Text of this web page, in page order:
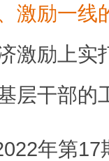
激励一线
激励上实
层干部的
年第17